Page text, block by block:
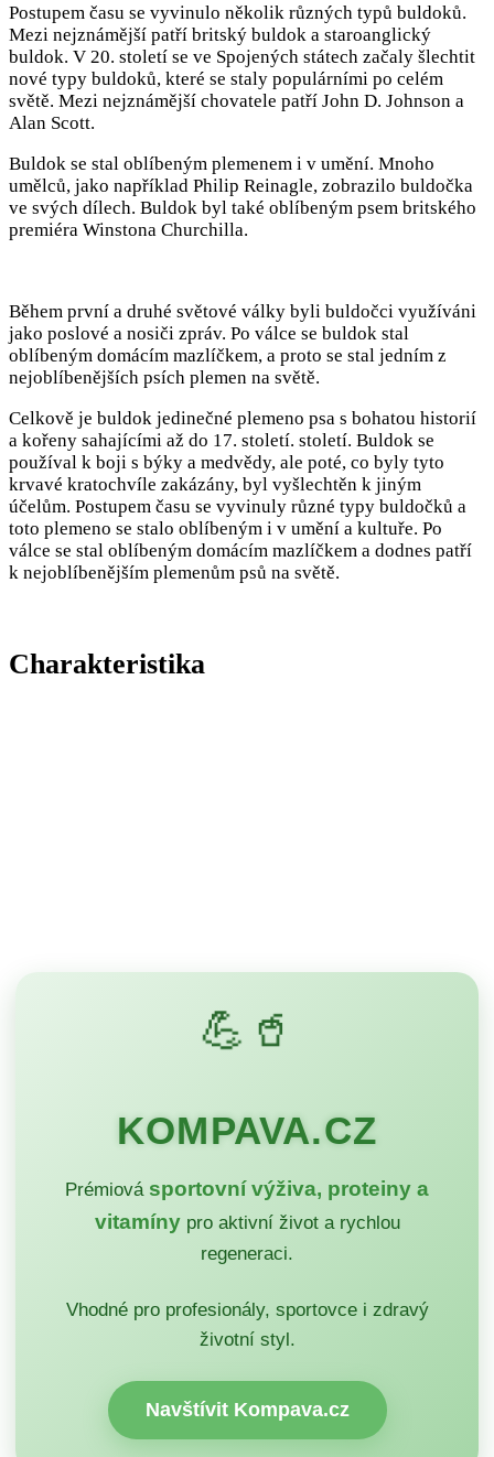
Postupem času se vyvinulo několik různých typů buldoků.
Mezi nejznámější patří britský buldok a staroanglický
buldok. V 20. století se ve Spojených státech začaly šlechtit
nové typy buldoků, které se staly populárními po celém
světě. Mezi nejznámější chovatele patří John D. Johnson a
Alan Scott.
Buldok se stal oblíbeným plemenem i v umění. Mnoho
umělců, jako například Philip Reinagle, zobrazilo buldočka
ve svých dílech. Buldok byl také oblíbeným psem britského
premiéra Winstona Churchilla.
Během první a druhé světové války byli buldočci využíváni
jako poslové a nosiči zpráv. Po válce se buldok stal
oblíbeným domácím mazlíčkem, a proto se stal jedním z
nejoblíbenějších psích plemen na světě.
Celkově je buldok jedinečné plemeno psa s bohatou historií
a kořeny sahajícími až do 17. století. století. Buldok se
používal k boji s býky a medvědy, ale poté, co byly tyto
krvavé kratochvíle zakázány, byl vyšlechtěn k jiným
účelům. Postupem času se vyvinuly různé typy buldočků a
toto plemeno se stalo oblíbeným i v umění a kultuře. Po
válce se stal oblíbeným domácím mazlíčkem a dodnes patří
k nejoblíbenějším plemenům psů na světě.
Charakteristika
💪🥤
KOMPAVA.CZ
Prémiová sportovní výživa, proteiny a
vitamínypro aktivní život a rychlou
regeneraci.
Vhodné pro profesionály, sportovce i zdravý
životní styl.
Navštívit Kompava.cz